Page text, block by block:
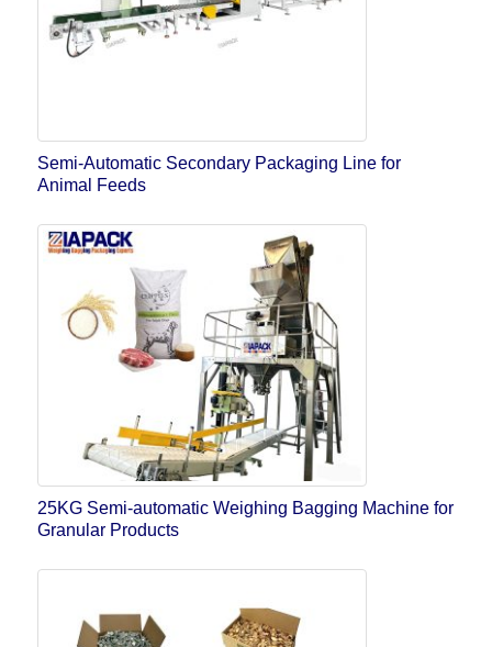
Semi-Automatic Secondary Packaging Line for
Animal Feeds
25KG Semi-automatic Weighing Bagging Machine for
Granular Products